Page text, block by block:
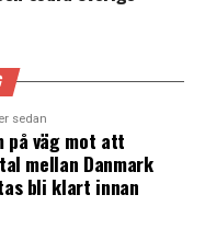
för inresa till
ID-kontroller
och
mellan Stockholm
mer.
sedan
på väg mot att
mellan Danmark
bli klart innan